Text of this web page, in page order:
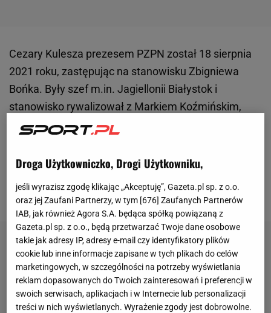
Cezary Kulesza prezesem PZPN został 18 sierpnia
2021 roku, zastępując na stanowisku Zbigniewa
Bońka. Były szef m.in. Jagiellonii Białystok i
stanowisko rywalizował z Markiem Koźmińskim,
którego z kolei promował Boniek. Wygrał jednak bez
środowisku piłkarskim krążyły opinie, że po prostu
sobie ich sympatię.
Droga Użytkowniczko, Drogi Użytkowniku,
jeśli wyrazisz zgodę klikając „Akceptuję”, Gazeta.pl sp. z o.o.
oraz jej Zaufani Partnerzy, w tym [676] Zaufanych Partnerów
IAB, jak również Agora S.A. będąca spółką powiązaną z
Gazeta.pl sp. z o.o., będą przetwarzać Twoje dane osobowe
takie jak adresy IP, adresy e-mail czy identyfikatory plików
cookie lub inne informacje zapisane w tych plikach do celów
marketingowych, w szczególności na potrzeby wyświetlania
reklam dopasowanych do Twoich zainteresowań i preferencji w
swoich serwisach, aplikacjach i w Internecie lub personalizacji
treści w nich wyświetlanych. Wyrażenie zgody jest dobrowolne.